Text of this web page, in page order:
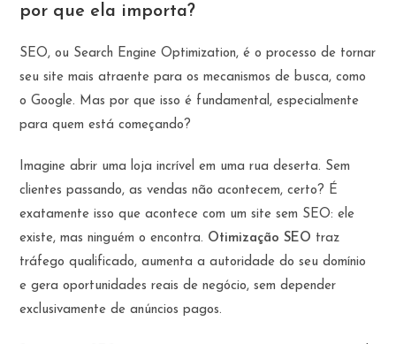
por que ela importa?
SEO, ou Search Engine Optimization, é o processo de tornar
seu site mais atraente para os mecanismos de busca, como
o Google. Mas por que isso é fundamental, especialmente
para quem está começando?
Imagine abrir uma loja incrível em uma rua deserta. Sem
clientes passando, as vendas não acontecem, certo? É
exatamente isso que acontece com um site sem SEO: ele
existe, mas ninguém o encontra. Otimização SEO traz
tráfego qualificado, aumenta a autoridade do seu domínio
e gera oportunidades reais de negócio, sem depender
exclusivamente de anúncios pagos.